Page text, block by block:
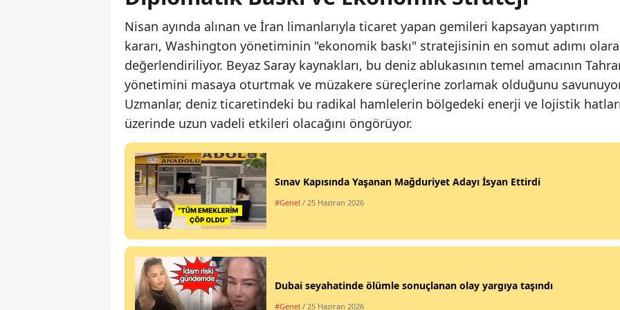
Nisan ayında alınan ve İran limanlarıyla ticaret yapan gemileri kapsayan yaptırım
kararı, Washington yönetiminin "ekonomik baskı" stratejisinin en somut adımı
değerlendiriliyor. Beyaz Saray kaynakları, bu deniz ablukasının temel amacının
yönetimini masaya oturtmak ve müzakere süreçlerine zorlamak olduğunu
Uzmanlar, deniz ticaretindeki bu radikal hamlelerin bölgedeki enerji ve lojistik
üzerinde uzun vadeli etkileri olacağını öngörüyor.
Sınav Kapısında Yaşanan Mağduriyet Adayı İsyan Ettirdi
#Genel / 25 Haziran 2026
Dubai seyahatinde ölümle sonuçlanan olay yargıya taşındı
#Genel / 25 Haziran 2026